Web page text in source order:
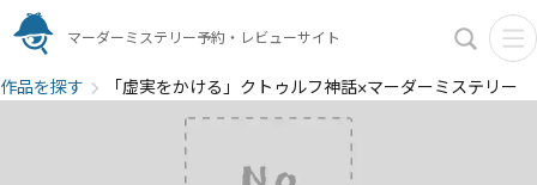
マーダーミステリー予約・レビューサイト
作品を探す 「虚実をかける」クトゥルフ神話×マーダーミステリー